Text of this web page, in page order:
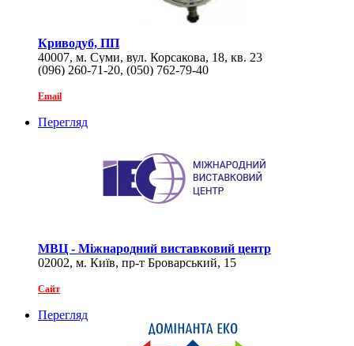
Криводуб, ПП
40007, м. Суми, вул. Корсакова, 18, кв. 23
(096) 260-71-20, (050) 762-79-40
Email
Перегляд
МВЦ - Міжнародний виставковий центр
02002, м. Київ, пр-т Броварський, 15
Сайт
Перегляд